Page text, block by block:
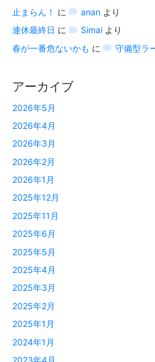
止まらん！
に ananより
連休最終日 に Simaiより
春が一番危ないかも に 守備型ラ
アーカイブ
2026年5月
2026年4月
2026年3月
2026年2月
2026年1月
2025年12月
2025年11月
2025年6月
2025年5月
2025年4月
2025年3月
2025年2月
2025年1月
2024年1月
2023年4月